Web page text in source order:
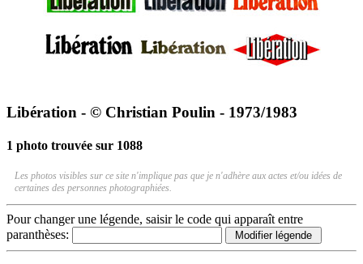
Libération - © Christian Poulin - 1973/1983
1 photo trouvée sur 1088
Les photos visibles sur ce site n'implique pas que je n'adhère aux actes et/ou idées de
certaines des personnes photographiées.
Pour changer une légende, saisir le code qui apparaît entre
paranthèses: